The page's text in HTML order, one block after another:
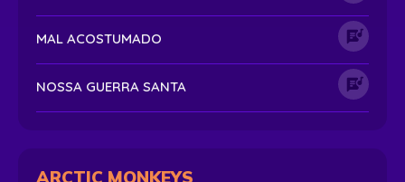
MAL ACOSTUMADO
NOSSA GUERRA SANTA
ARCTIC MONKEYS